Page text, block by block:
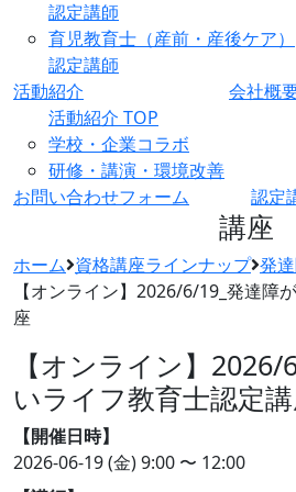
認定講師
育児教育士（産前・産後ケア）
認定講師
活動紹介
活動紹介 TOP
学校・企業コラボ
研修・講演・環境改善
会社概
お問い合わせフォーム 認定
講座
ホーム 資格講座ラインナップ 発
【オンライン】2026/6/19_発達障
座
【オンライン】
いライフ教育士認定
【開催日時】
2026-06-19 (金)9:00 〜 12:00